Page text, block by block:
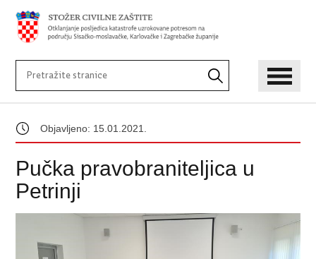
Objavljeno: 15.01.2021.
Pučka pravobraniteljica u
Petrinji